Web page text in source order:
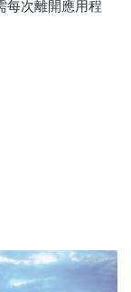
每次離開應用程